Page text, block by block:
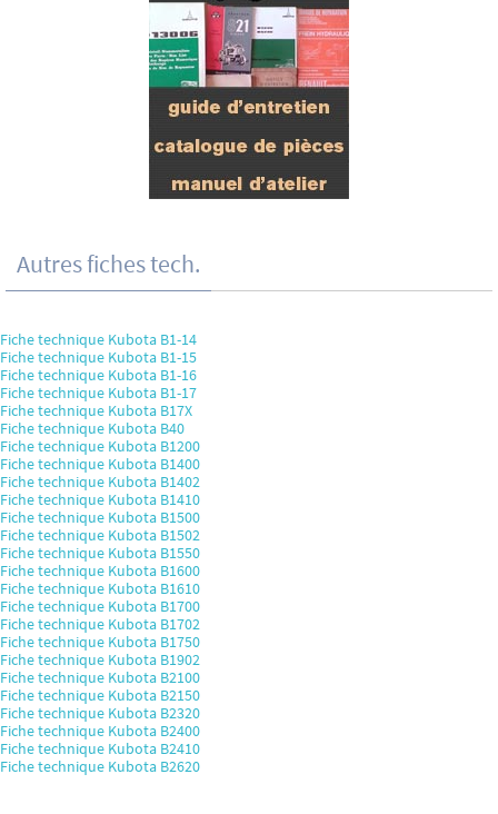
Autres fiches tech.
Fiche technique Kubota B1-14
Fiche technique Kubota B1-15
Fiche technique Kubota B1-16
Fiche technique Kubota B1-17
Fiche technique Kubota B17X
Fiche technique Kubota B40
Fiche technique Kubota B1200
Fiche technique Kubota B1400
Fiche technique Kubota B1402
Fiche technique Kubota B1410
Fiche technique Kubota B1500
Fiche technique Kubota B1502
Fiche technique Kubota B1550
Fiche technique Kubota B1600
Fiche technique Kubota B1610
Fiche technique Kubota B1700
Fiche technique Kubota B1702
Fiche technique Kubota B1750
Fiche technique Kubota B1902
Fiche technique Kubota B2100
Fiche technique Kubota B2150
Fiche technique Kubota B2320
Fiche technique Kubota B2400
Fiche technique Kubota B2410
Fiche technique Kubota B2620